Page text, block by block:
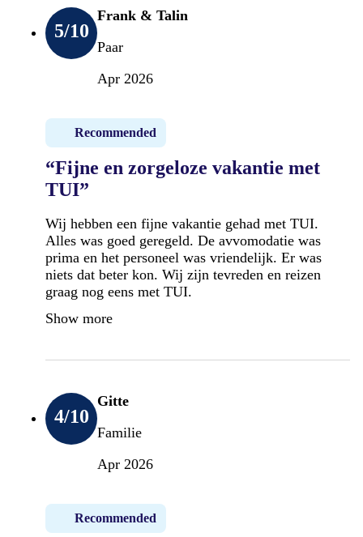
5/10
Frank & Talin
Paar
Apr 2026
Recommended
“Fijne en zorgeloze vakantie met
TUI”
Wij hebben een fijne vakantie gehad met TUI.
Alles was goed geregeld. De avvomodatie was
prima en het personeel was vriendelijk. Er was
niets dat beter kon. Wij zijn tevreden en reizen
graag nog eens met TUI.
Show more
4/10
Gitte
Familie
Apr 2026
Recommended